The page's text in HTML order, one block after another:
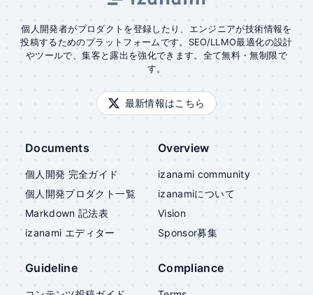
個人開発者がプロダクトを登録したり、エンジニアが技術情報を
投稿するためのプラットフォームです。SEO/LLMO最適化の設計
やツールで、集客と露出を強化できます。全て無料・無制限で
す。
最新情報はこちら
Documents
個人開発 完全ガイド
個人開発プロダクト一覧
Markdown 記法表
izanami エディター
Overview
izanami community
izanamiについて
Vision
Sponsor募集
Guideline Compliance